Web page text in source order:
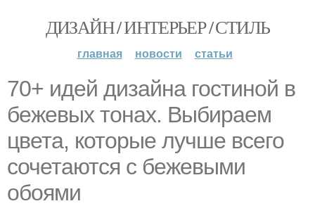
ДИЗАЙН / ИНТЕРЬЕР / СТИЛЬ
главная новости статьи
70+ идей дизайна гостиной в
бежевых тонах. Выбираем
цвета, которые лучше всего
сочетаются с бежевыми
обоями